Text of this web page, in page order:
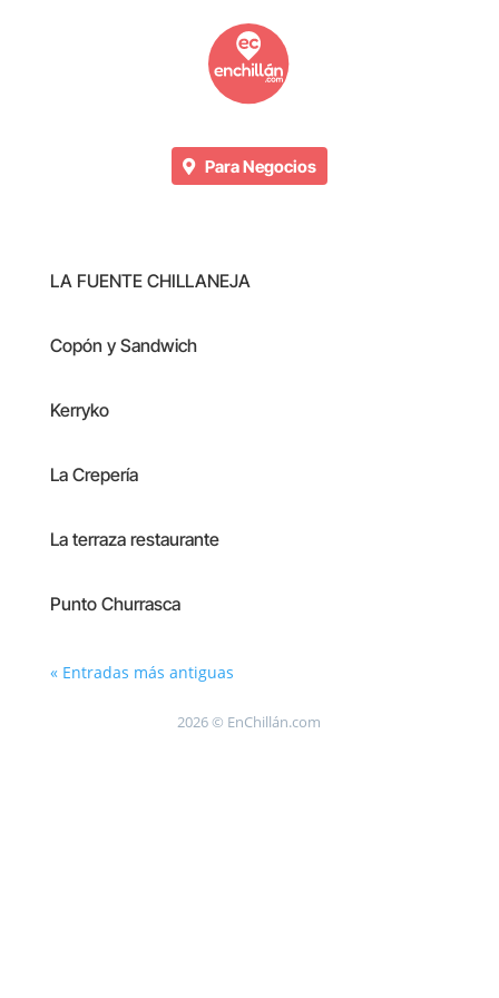
Para Negocios
LA FUENTE CHILLANEJA
Copón y Sandwich
Kerryko
La Crepería
La terraza restaurante
Punto Churrasca
« Entradas más antiguas
2026 © EnChillán.com